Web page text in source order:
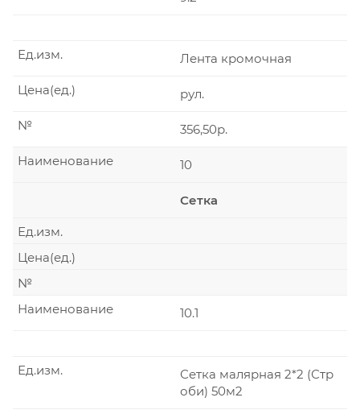
Лента кромочная
Ед.изм.
рул.
Цена(ед.)
356,50р.
№
10
Наименование
Сетка
Ед.изм.
Цена(ед.)
№
10.1
Наименование
Сетка малярная 2*2 (Стр
оби) 50м2
Ед.изм.